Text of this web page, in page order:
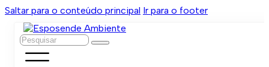
Saltar para o conteúdo principal Ir para o footer
Pesquisar